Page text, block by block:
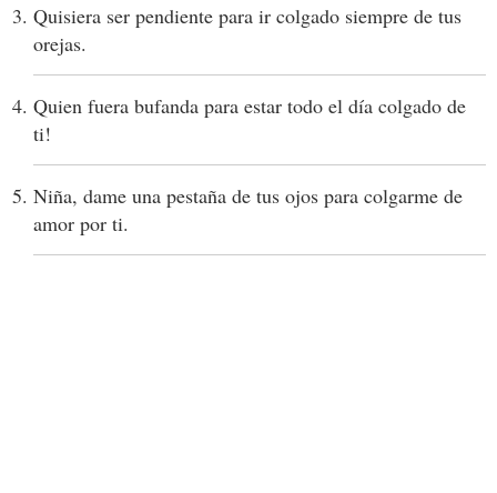
Quisiera ser pendiente para ir colgado siempre de tus
orejas.
Quien fuera bufanda para estar todo el día colgado de
ti!
Niña, dame una pestaña de tus ojos para colgarme de
amor por ti.